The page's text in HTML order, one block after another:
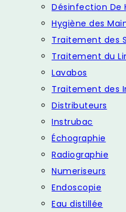
Désinfection De
Hygiène des
Traitement des
Traitement du
Lavabos
Traitement des
Distributeurs
Instrubac
Échographie
Radiographie
Numeriseurs
Endoscopie
Eau distillée